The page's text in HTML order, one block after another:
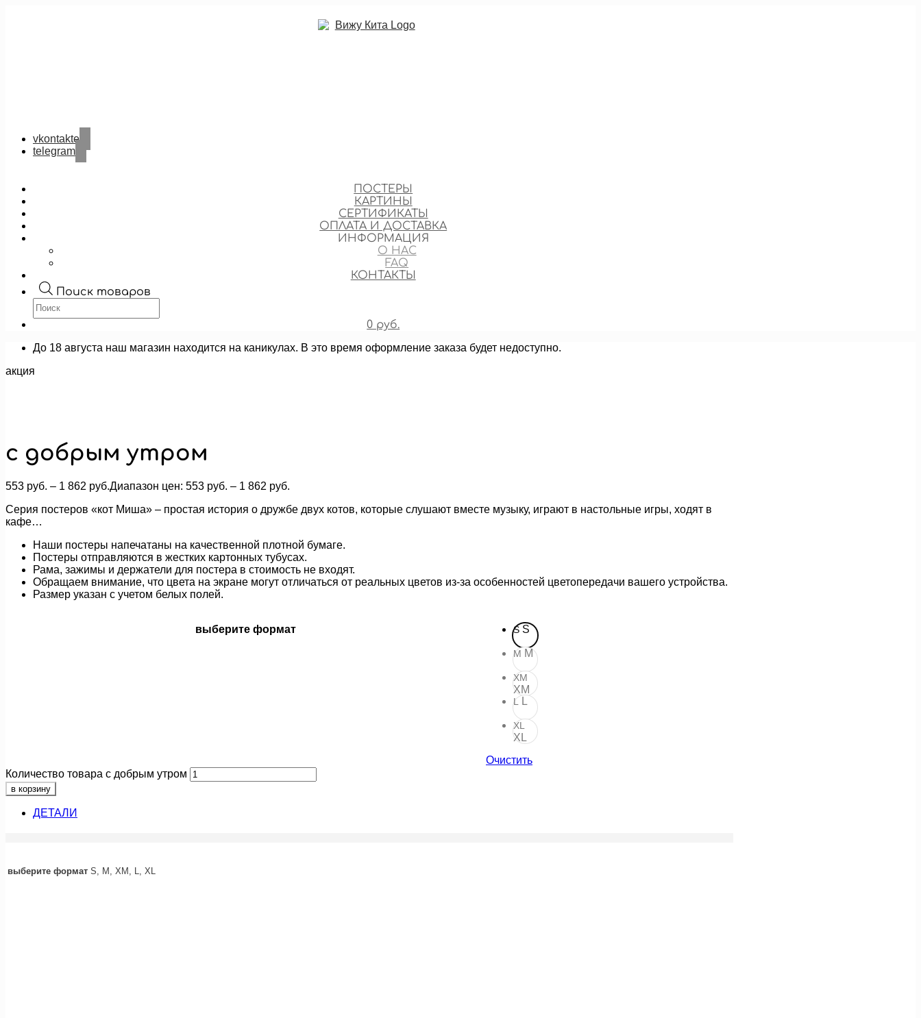
vkontakte
telegram
ПОСТЕРЫ
КАРТИНЫ
СЕРТИФИКАТЫ
ОПЛАТА И ДОСТАВКА
ИНФОРМАЦИЯ
О НАС
FAQ
КОНТАКТЫ
Поиск товаров
0 руб.
До 18 августа наш магазин находится на каникулах. В это время оформление заказа будет недоступно.
акция
с добрым утром
553 руб. – 1 862 руб.Диапазон цен: 553 руб. – 1 862 руб.
Серия постеров «кот Миша» – простая история о дружбе двух котов, которые слушают вместе музыку, играют в настольные игры, ходят в
кафе…
Наши постеры напечатаны на качественной плотной бумаге.
Постеры отправляются в жестких картонных тубусах.
Рама, зажимы и держатели для постера в стоимость не входят.
Обращаем внимание, что цвета на экране могут отличаться от реальных цветов из-за особенностей цветопередачи вашего устройства.
Размер указан с учетом белых полей.
выберите формат S S
M M
XM
XM
L L
XL
XL
Очистить
Количество товара с добрым утром
в корзину
ДЕТАЛИ
выберите формат S, M, XM, L, XL